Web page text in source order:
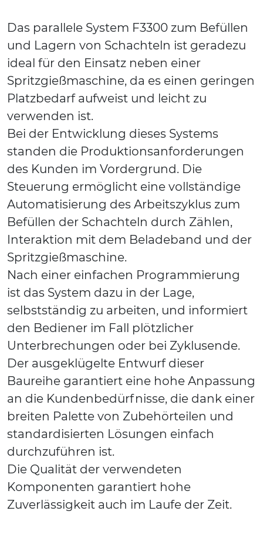
Das parallele System F3300 zum Befüllen
und Lagern von Schachteln ist geradezu
ideal für den Einsatz neben einer
Spritzgießmaschine, da es einen geringen
Platzbedarf aufweist und leicht zu
verwenden ist.
Bei der Entwicklung dieses Systems
standen die Produktionsanforderungen
des Kunden im Vordergrund. Die
Steuerung ermöglicht eine vollständige
Automatisierung des Arbeitszyklus zum
Befüllen der Schachteln durch Zählen,
Interaktion mit dem Beladeband und der
Spritzgießmaschine.
Nach einer einfachen Programmierung
ist das System dazu in der Lage,
selbstständig zu arbeiten, und informiert
den Bediener im Fall plötzlicher
Unterbrechungen oder bei Zyklusende.
Der ausgeklügelte Entwurf dieser
Baureihe garantiert eine hohe Anpassung
an die Kundenbedürfnisse, die dank einer
breiten Palette von Zubehörteilen und
standardisierten Lösungen einfach
durchzuführen ist.
Die Qualität der verwendeten
Komponenten garantiert hohe
Zuverlässigkeit auch im Laufe der Zeit.